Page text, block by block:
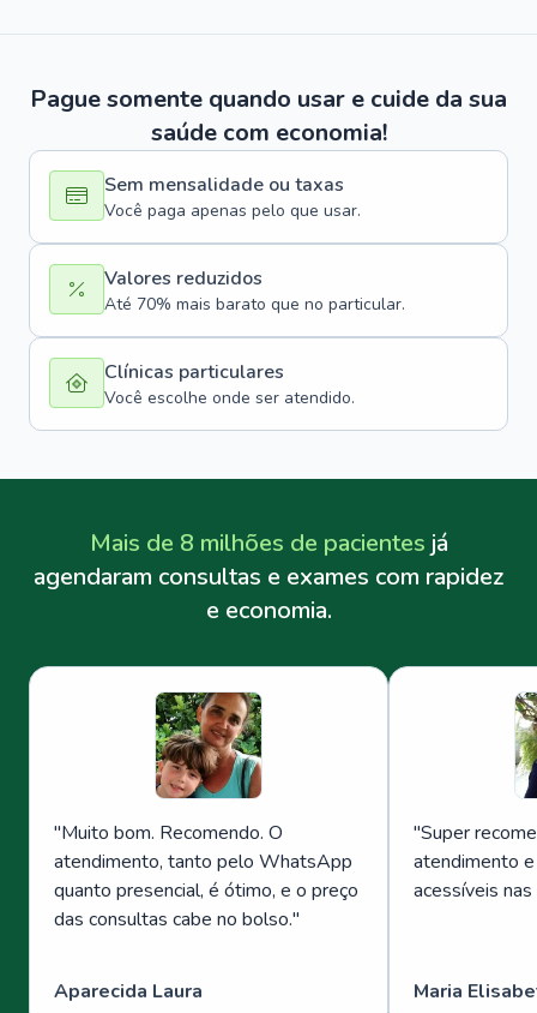
Pague somente quando usar e cuide da sua
saúde com economia!
Sem mensalidade ou taxas
Você paga apenas pelo que usar.
Valores reduzidos
Até 70% mais barato que no particular.
Clínicas particulares
Você escolhe onde ser atendido.
Mais de 8 milhões de pacientes já
agendaram consultas e exames com rapidez
e economia.
"Muito bom. Recomendo. O
atendimento, tanto pelo WhatsApp
quanto presencial, é ótimo, e o preço
das consultas cabe no bolso."
Aparecida Laura
"Super
atendimento
acessíveis
Maria